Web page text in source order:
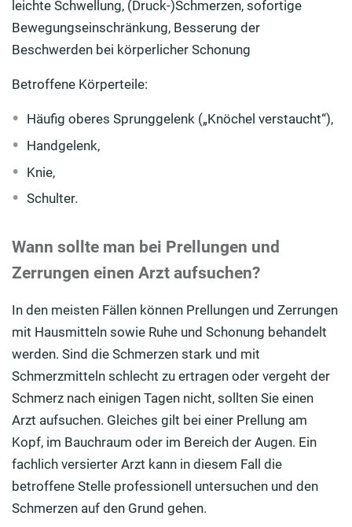
leichte Schwellung, (Druck-)Schmerzen, sofortige
Bewegungseinschränkung, Besserung der
Beschwerden bei körperlicher Schonung
Betroffene Körperteile:
Häufig oberes Sprunggelenk („Knöchel verstaucht“),
Handgelenk,
Knie,
Schulter.
Wann sollte man bei Prellungen und
Zerrungen einen Arzt aufsuchen?
In den meisten Fällen können Prellungen und Zerrungen
mit Hausmitteln sowie Ruhe und Schonung behandelt
werden. Sind die Schmerzen stark und mit
Schmerzmitteln schlecht zu ertragen oder vergeht der
Schmerz nach einigen Tagen nicht, sollten Sie einen
Arzt aufsuchen. Gleiches gilt bei einer Prellung am
Kopf, im Bauchraum oder im Bereich der Augen. Ein
fachlich versierter Arzt kann in diesem Fall die
betroffene Stelle professionell untersuchen und den
Schmerzen auf den Grund gehen.